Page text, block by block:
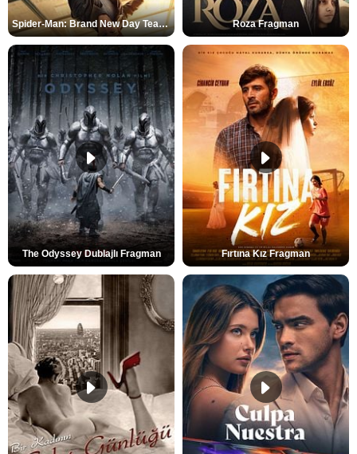
Spider-Man: Brand New Day Teaser Roza Fragman
The Odyssey Dublajlı Fragman Fırtına Kız Fragman